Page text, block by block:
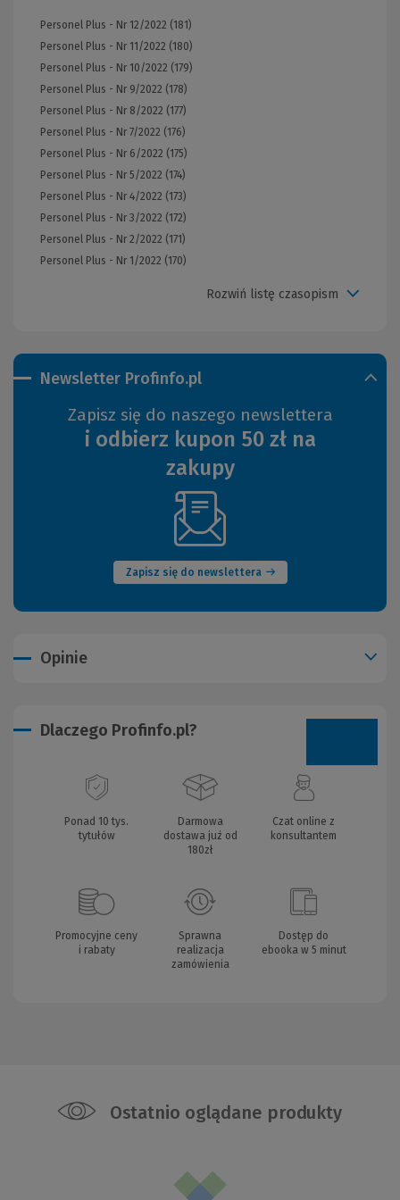
Newsletter Profinfo.pl
Zapisz się do naszego newslettera
i odbierz kupon 50 zł na
zakupy
Zapisz się do newslettera
(Nowe
okno)
Personel Plus - Nr 12/2022 (181)
Personel Plus - Nr 11/2022 (180)
Personel Plus - Nr 10/2022 (179)
Personel Plus - Nr 9/2022 (178)
Personel Plus - Nr 8/2022 (177)
Personel Plus - Nr 7/2022 (176)
Personel Plus - Nr 6/2022 (175)
Personel Plus - Nr 5/2022 (174)
Personel Plus - Nr 4/2022 (173)
Personel Plus - Nr 3/2022 (172)
Personel Plus - Nr 2/2022 (171)
Personel Plus - Nr 1/2022 (170)
Rozwiń listę czasopism
Opinie
Dlaczego Profinfo.pl?
Ponad 10 tys.
tytułów
Darmowa
dostawa już od
180zł
Czat online z
konsultantem
Promocyjne ceny
i rabaty
Sprawna
realizacja
zamówienia
Dostęp do
ebooka w 5 minut
Ostatnio oglądane produkty